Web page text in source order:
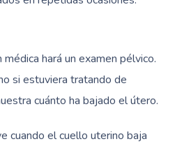
hará un examen pélvico.
si estuviera tratando de
cuánto ha bajado el útero.
cuando el cuello uterino baja